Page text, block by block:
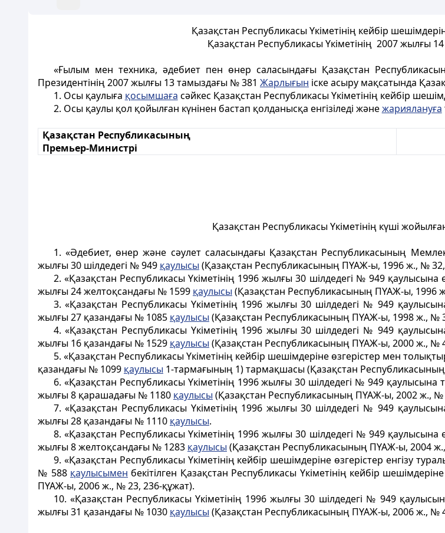
Қазақстан Республикасы Үкіметінің кейбір
Қазақстан Республикасы Үкіметінің 2007 жылғы
«Ғылым мен техника, әдебиет пен өнер саласындағы Қазақстан
Президентінің 2007 жылғы 13 тамыздағы № 381 Жарлығын іске асыру мақсатында
1. Осы қаулыға қосымшаға сәйкес Қазақстан Республикасы Үкіметінің кейбір
2. Осы қаулы қол қойылған күнінен бастап қолданысқа енгізіледі жәнежариялануға
Қазақстан Республикасының
Премьер-Министрі
Қазақстан Республикасы Үкіметінің күші
1. «Әдебиет, өнер және сәулет саласындағы Қазақстан Республикасының
жылғы 30 шілдедегі № 949 қаулысы (Қазақстан Республикасының ПҮАЖ-ы, 1996 ж., № 32,
2. «Қазақстан Республикасы Үкіметінің 1996 жылғы 30 шілдедегі № 949 қаулысына
жылғы 24 желтоқсандағы № 1599 қаулысы (Қазақстан Республикасының ПҮАЖ-ы, 1996
3. «Қазақстан Республикасы Үкіметінің 1996 жылғы 30 шілдедегі № 949
жылғы 27 қазандағы № 1085 қаулысы (Қазақстан Республикасының ПҮАЖ-ы, 1998 ж., №
4. «Қазақстан Республикасы Үкіметінің 1996 жылғы 30 шілдедегі № 949
жылғы 16 қазандағы № 1529 қаулысы (Қазақстан Республикасының ПҮАЖ-ы, 2000 ж., №
5. «Қазақстан Республикасы Үкіметінің кейбір шешімдеріне өзгерістер мен
қазандағы № 1099 қаулысы 1-тармағының 1) тармақшасы (Қазақстан
6. «Қазақстан Республикасы Үкіметінің 1996 жылғы 30 шілдедегі № 949 қаулысына
жылғы 8 қарашадағы № 1180 қаулысы (Қазақстан Республикасының ПҮАЖ-ы, 2002 ж., №
7. «Қазақстан Республикасы Үкіметінің 1996 жылғы 30 шілдедегі № 949
жылғы 28 қазандағы № 1110 қаулысы.
8. «Қазақстан Республикасы Үкіметінің 1996 жылғы 30 шілдедегі № 949 қаулысына
жылғы 8 желтоқсандағы № 1283 қаулысы (Қазақстан Республикасының ПҮАЖ-ы, 2004
9. «Қазақстан Республикасы Үкіметінің кейбір шешімдеріне өзгерістер енгізу
№ 588 қаулысымен бекітілген Қазақстан Республикасы Үкіметінің кейбір
ПҮАЖ-ы, 2006 ж., № 23, 236-құжат).
10. «Қазақстан Республикасы Үкіметінің 1996 жылғы 30 шілдедегі № 949
жылғы 31 қазандағы № 1030 қаулысы (Қазақстан Республикасының ПҮАЖ-ы, 2006 ж., №